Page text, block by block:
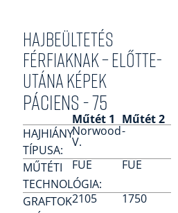
Hajbeültetés
férfiaknak – Előtte-
utána képek
Páciens - 75
Műtét 1 Műtét 2
HAJHIÁNY
TÍPUSA:
Norwood
V.
-
MŰTÉTI
TECHNOLÓGIA:
FUE FUE
GRAFTOK2105 1750